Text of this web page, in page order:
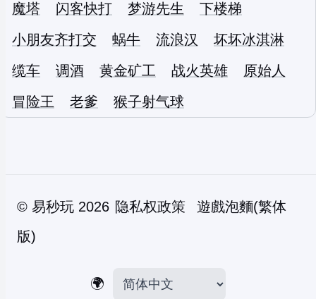
魔塔
闪客快打 梦游先生
下楼梯
小朋友齐打交
蜗牛 流浪汉
坏坏冰淇淋
缆车
调酒 黄金矿工 战火英雄
原始人
冒险王
老爹 猴子射气球
© 易秒玩 2026 隐私权政策
遊戲泡麵(繁体
版)
🌍